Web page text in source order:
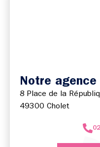
Notre
8 Place de la
49300 Cholet